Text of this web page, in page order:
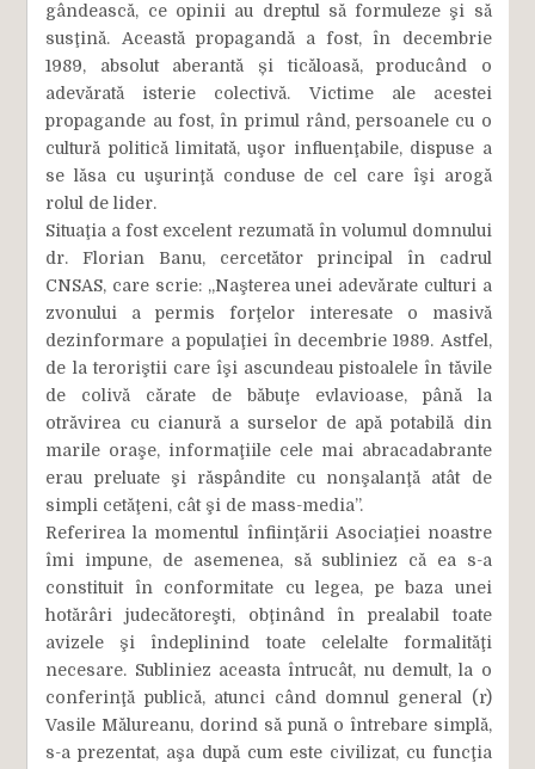
gândească, ce opinii au dreptul să formuleze şi să
susţină. Această propagandă a fost, în decembrie
1989, absolut aberantă și ticăloasă, producând o
adevărată isterie colectivă. Victime ale acestei
propagande au fost, în primul rând, persoanele cu o
cultură politică limitată, uşor influenţabile, dispuse a
se lăsa cu uşurinţă conduse de cel care îşi arogă
rolul de lider.
Situaţia a fost excelent rezumată în volumul domnului
dr. Florian Banu, cercetător principal în cadrul
CNSAS, care scrie: „Naşterea unei adevărate culturi a
zvonului a permis forţelor interesate o masivă
dezinformare a populaţiei în decembrie 1989. Astfel,
de la teroriştii care îşi ascundeau pistoalele în tăvile
de colivă cărate de băbuţe evlavioase, până la
otrăvirea cu cianură a surselor de apă potabilă din
marile oraşe, informaţiile cele mai abracadabrante
erau preluate şi răspândite cu nonşalanţă atât de
simpli cetăţeni, cât şi de mass-media”.
Referirea la momentul înfiinţării Asociaţiei noastre
îmi impune, de asemenea, să subliniez că ea s-a
constituit în conformitate cu legea, pe baza unei
hotărâri judecătoreşti, obţinând în prealabil toate
avizele şi îndeplinind toate celelalte formalităţi
necesare. Subliniez aceasta întrucât, nu demult, la o
conferinţă publică, atunci când domnul general (r)
Vasile Mălureanu, dorind să pună o întrebare simplă,
s-a prezentat, aşa după cum este civilizat, cu funcţia